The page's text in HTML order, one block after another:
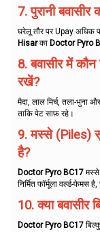
7. पुरानी
घरेलू तौर पर Upay अधिक
Hisarका Doctor Pyro
8. बवासीर में
रखें?
मैदा, लाल मिर्च, तला-भुना
ताकि पेट साफ़ रहे।
9. मस्से (Piles)
है?
Doctor Pyro BC17
निर्मित फॉर्मूला वर्ल्ड-
10. क्या बवासीर
Doctor Pyro BC17